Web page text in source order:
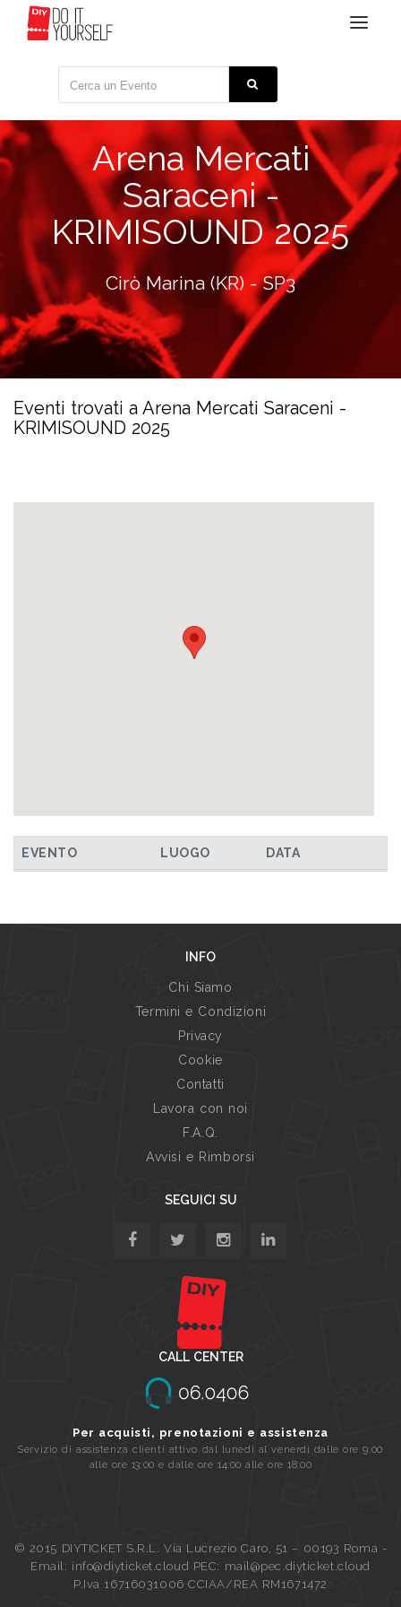
Toggle
Arena Mercati
Saraceni -
KRIMISOUND 2025
Cirò Marina (KR) - SP3
Eventi trovati a Arena Mercati Saraceni -
KRIMISOUND 2025
EVENTO LUOGO DATA
INFO
Chi Siamo
Termini e Condizioni
Privacy
Cookie
Contatti
Lavora con noi
F.A.Q.
Avvisi e Rimborsi
SEGUICI SU
CALL CENTER
Per acquisti, prenotazioni e assistenza
Servizio di assistenza clienti attivo dal lunedi al venerdi dalle ore 9:00
alle ore 13:00 e dalle ore 14:00 alle ore 18:00
© 2015 DIYTICKET S.R.L. Via Lucrezio Caro, 51 – 00193 Roma -
Email: info@diyticket.cloud PEC: mail@pec.diyticket.cloud
P.Iva 16716031006 CCIAA/REA RM1671472